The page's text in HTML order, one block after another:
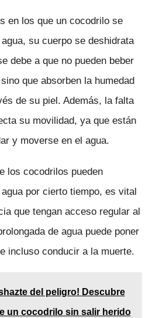
en los que un cocodrilo se
su cuerpo se deshidrata
debe a que no pueden beber
que absorben la humedad
de su piel. Además, la falta
su movilidad, ya que están
y moverse en el agua.
los cocodrilos pueden
por cierto tiempo, es vital
que tengan acceso regular al
de agua puede poner
incluso conducir a la muerte.
del peligro! Descubre
un cocodrilo sin salir herido